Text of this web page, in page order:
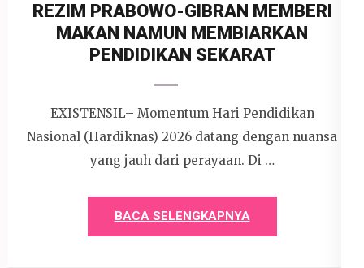
REZIM PRABOWO-GIBRAN MEMBERI
MAKAN NAMUN MEMBIARKAN
PENDIDIKAN SEKARAT
EXISTENSIL– Momentum Hari Pendidikan
Nasional (Hardiknas) 2026 datang dengan nuansa
yang jauh dari perayaan. Di …
BACA SELENGKAPNYA